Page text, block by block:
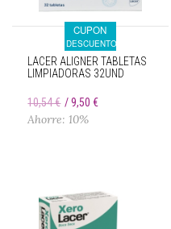
CUPON
DESCUENTO
LACER ALIGNER TABLETAS
LIMPIADORAS 32UND
10,54 € 9,50 €
Ahorre: 10%